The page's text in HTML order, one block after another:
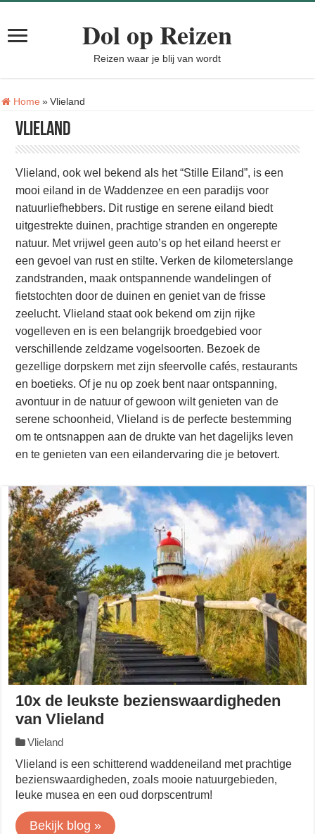
Dol op Reizen
Reizen waar je blij van wordt
Home »Tag:
Vlieland
Vlieland
Vlieland, ook wel bekend als het “Stille Eiland”, is een
mooi eiland in de Waddenzee en een paradijs voor
natuurliefhebbers. Dit rustige en serene eiland biedt
uitgestrekte duinen, prachtige stranden en ongerepte
natuur. Met vrijwel geen auto’s op het eiland heerst er
een gevoel van rust en stilte. Verken de kilometerslange
zandstranden, maak ontspannende wandelingen of
fietstochten door de duinen en geniet van de frisse
zeelucht. Vlieland staat ook bekend om zijn rijke
vogelleven en is een belangrijk broedgebied voor
verschillende zeldzame vogelsoorten. Bezoek de
gezellige dorpskern met zijn sfeervolle cafés, restaurants
en boetieks. Of je nu op zoek bent naar ontspanning,
avontuur in de natuur of gewoon wilt genieten van de
serene schoonheid, Vlieland is de perfecte bestemming
om te ontsnappen aan de drukte van het dagelijks leven
en te genieten van een eilandervaring die je betovert.
10x de leukste bezienswaardigheden
van Vlieland
Vlieland
Vlieland is een schitterend waddeneiland met prachtige
bezienswaardigheden, zoals mooie natuurgebieden,
leuke musea en een oud dorpscentrum!
Bekijk blog »